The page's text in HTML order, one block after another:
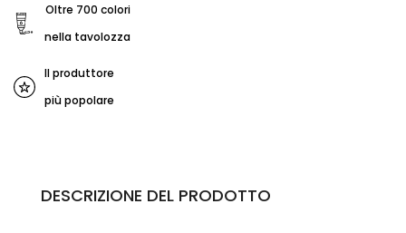
Oltre 700 colori
nella tavolozza
Il produttore
più popolare
DESCRIZIONE DEL PRODOTTO